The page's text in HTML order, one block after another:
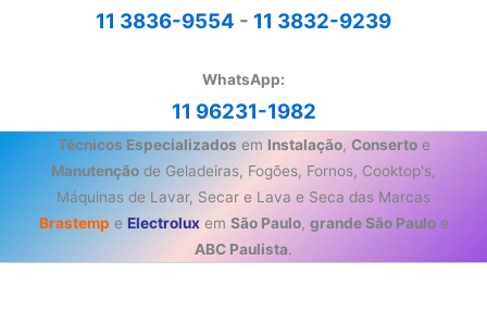
11 3836-9554 - 11 3832-9239
WhatsApp:
11 96231-1982
Técnicos Especializados em Instalação, Consertoe
Manutenção de Geladeiras, Fogões, Fornos, Cooktop's,
Máquinas de Lavar, Secar e Lava e Seca das Marcas
Brastemp e Electroluxem São Paulo, grande São Pauloe
ABC Paulista.